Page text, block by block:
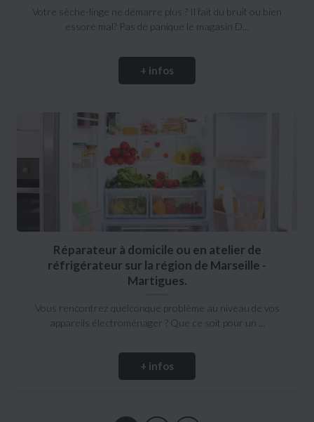
Votre sèche-linge ne démarre plus ? Il fait du bruit ou bien
essore mal? Pas de panique le magasin D...
+ infos
Réparateur à domicile ou en atelier de
réfrigérateur sur la région de Marseille -
Martigues.
Vous rencontrez quelconque problème au niveau de vos
appareils électroménager ? Que ce soit pour un ...
+ infos